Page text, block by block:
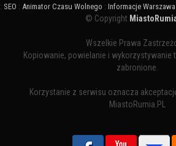
: SEO : Animator Czasu Wolnego : Informacje Warszawa
© Copyright
Wszelkie Prawa
Kopiowanie, powielanie i wykorzystywanie
zabronione.
Korzystanie z serwisu oznacza
MiastoRumia.PL